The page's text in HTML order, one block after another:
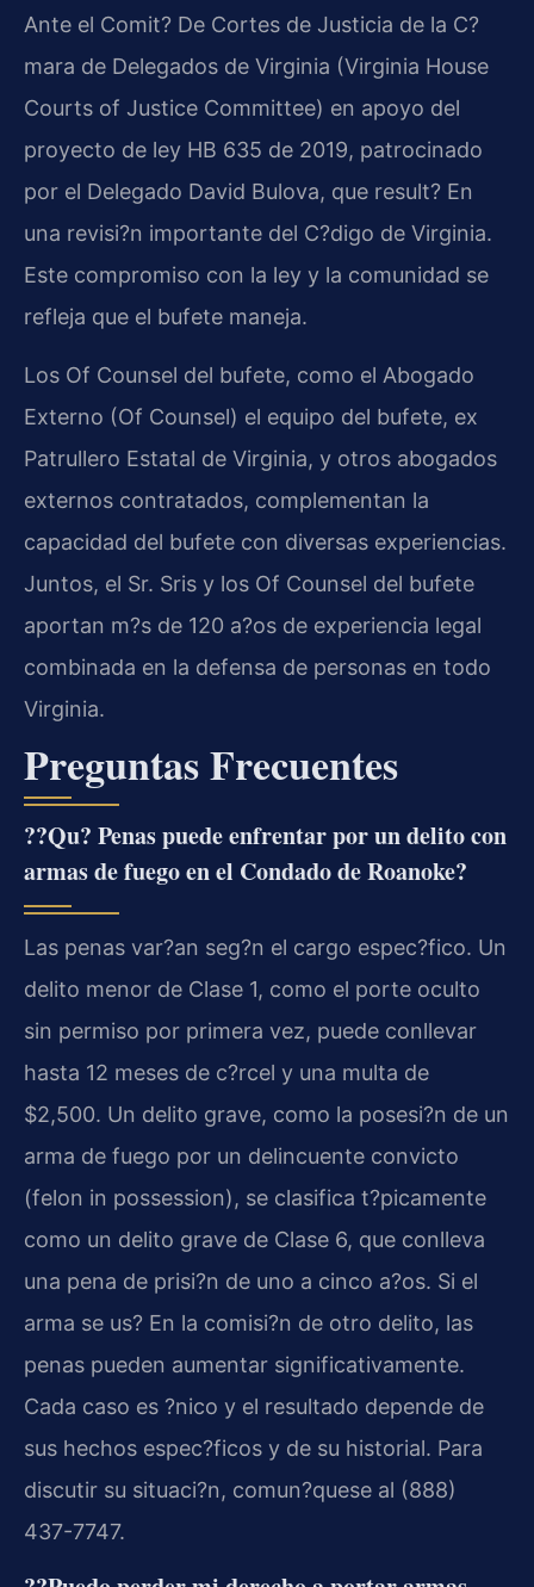
Ante el Comit? De Cortes de Justicia de la C?
mara de Delegados de Virginia (Virginia House
Courts of Justice Committee) en apoyo del
proyecto de ley HB 635 de 2019, patrocinado
por el Delegado David Bulova, que result? En
una revisi?n importante del C?digo de Virginia.
Este compromiso con la ley y la comunidad se
refleja que el bufete maneja.
Los Of Counsel del bufete, como el Abogado
Externo (Of Counsel) el equipo del bufete, ex
Patrullero Estatal de Virginia, y otros abogados
externos contratados, complementan la
capacidad del bufete con diversas experiencias.
Juntos, el Sr. Sris y los Of Counsel del bufete
aportan m?s de 120 a?os de experiencia legal
combinada en la defensa de personas en todo
Virginia.
Preguntas Frecuentes
??Qu? Penas puede enfrentar por un delito con
armas de fuego en el Condado de Roanoke?
Las penas var?an seg?n el cargo espec?fico. Un
delito menor de Clase 1, como el porte oculto
sin permiso por primera vez, puede conllevar
hasta 12 meses de c?rcel y una multa de
$2,500. Un delito grave, como la posesi?n de un
arma de fuego por un delincuente convicto
(felon in possession), se clasifica t?picamente
como un delito grave de Clase 6, que conlleva
una pena de prisi?n de uno a cinco a?os. Si el
arma se us? En la comisi?n de otro delito, las
penas pueden aumentar significativamente.
Cada caso es ?nico y el resultado depende de
sus hechos espec?ficos y de su historial. Para
discutir su situaci?n, comun?quese al (888)
437-7747.